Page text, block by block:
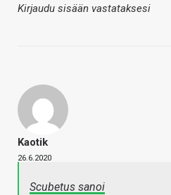
Kirjaudu sisään vastataksesi
Kaotik
26.6.2020
Scubetus sanoi